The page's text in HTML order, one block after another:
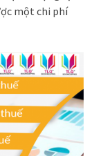
một chi phí